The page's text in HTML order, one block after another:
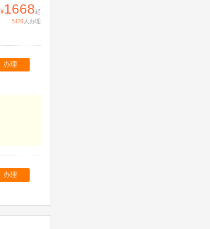
1668起
5470人办理
办理
办理